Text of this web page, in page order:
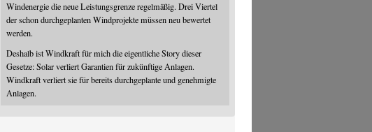
Windenergie die neue Leistungsgrenze regelmäßig. Drei Viertel
der schon durchgeplanten Windprojekte müssen neu bewertet
werden.
Deshalb ist Windkraft für mich die eigentliche Story dieser
Gesetze: Solar verliert Garantien für zukünftige Anlagen.
Windkraft verliert sie für bereits durchgeplante und genehmigte
Anlagen.